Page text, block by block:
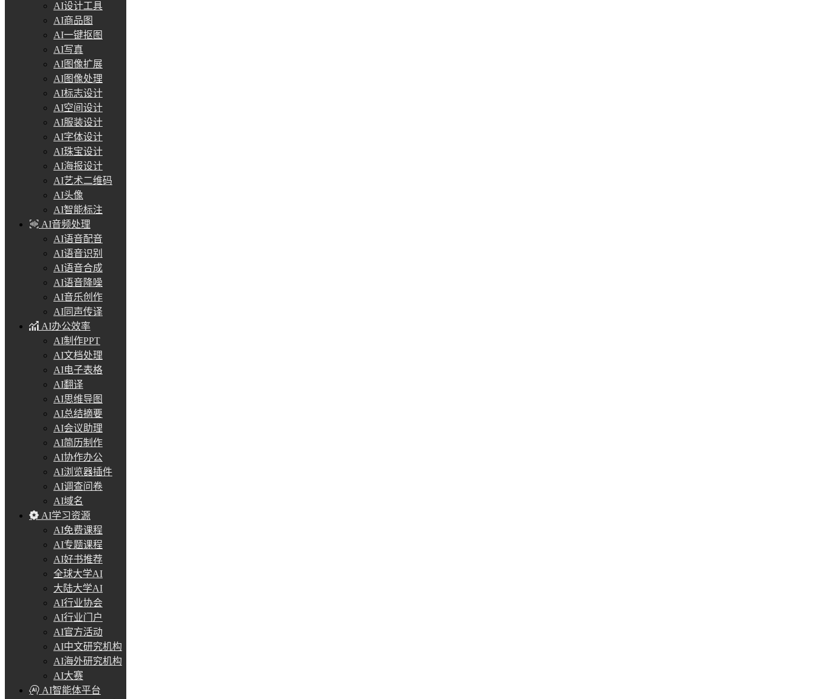
AI设计工具
AI商品图
AI一键抠图
AI写真
AI图像扩展
AI图像处理
AI标志设计
AI空间设计
AI服装设计
AI字体设计
AI珠宝设计
AI海报设计
AI艺术二维码
AI头像
AI智能标注
AI音频处理
AI语音配音
AI语音识别
AI语音合成
AI语音降噪
AI音乐创作
AI同声传译
AI办公效率
AI制作PPT
AI文档处理
AI电子表格
AI翻译
AI思维导图
AI总结摘要
AI会议助理
AI简历制作
AI协作办公
AI浏览器插件
AI调查问卷
AI域名
AI学习资源
AI免费课程
AI专题课程
AI好书推荐
全球大学AI
大陆大学AI
AI行业协会
AI行业门户
AI官方活动
AI中文研究机构
AI海外研究机构
AI大赛
AI智能体平台